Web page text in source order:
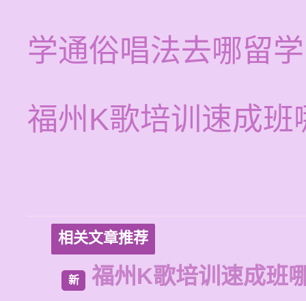
学通俗唱法去哪留
福州K歌培训速成班
相关文章推荐
新 福州K歌培训速成班